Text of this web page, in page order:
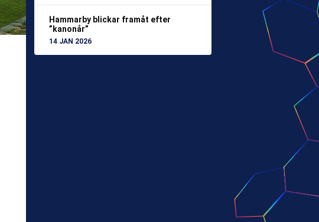
Hammarby blickar framåt efter
”kanonår”
14 JAN 2026